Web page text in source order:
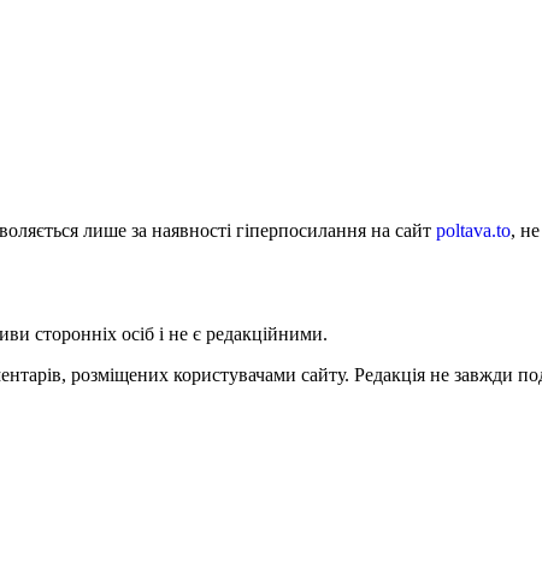
лише за наявності гіперпосилання на сайт poltava.to,
сторонніх осіб і не є редакційними.
розміщених користувачами сайту. Редакція не завжди